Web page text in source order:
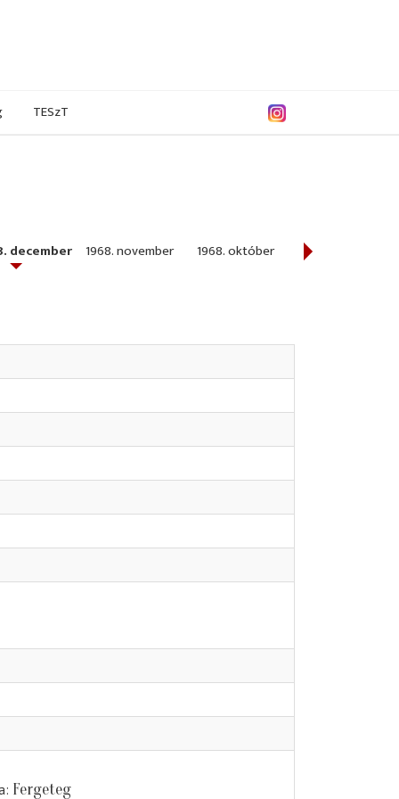
TESzT
december 1968. november 1968. október 1968. július
Fergeteg